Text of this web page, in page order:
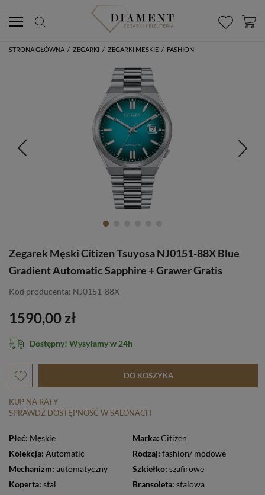
STRONA GŁÓWNA / ZEGARKI / ZEGARKI MĘSKIE / FASHION
Zegarek Męski Citizen Tsuyosa NJ0151-88X Blue
Gradient Automatic Sapphire + Grawer Gratis
Kod producenta: NJ0151-88X
1590,00 zł
Dostępny! Wysyłamy w 24h
DO KOSZYKA
KUP NA RATY
SPRAWDŹ DOSTĘPNOŚĆ W SALONACH
Płeć: Męskie Marka: Citizen
Kolekcja: Automatic Rodzaj: fashion/ modowe
Mechanizm: automatyczny Szkiełko: szafirowe
Koperta: stal Bransoleta: stalowa